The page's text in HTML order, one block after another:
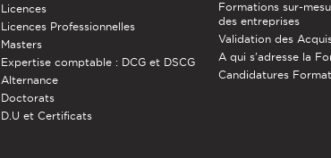
Licences
Licences Professionnelles
Masters
Expertise comptable : DCG et DSCG
Alternance
Doctorats
D.U et Certificats
Formations sur-
des entreprises
Validation des
A qui s'adresse la
Candidatures